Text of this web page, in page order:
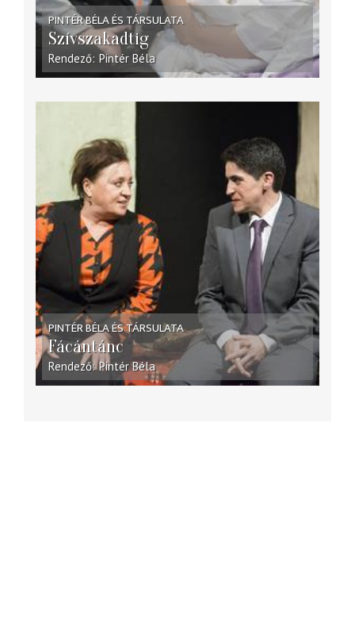
PINTÉR BÉLA ÉS TÁRSULATA
Szívszakadtig
Rendező Pintér Béla
PINTÉR BÉLA ÉS TÁRSULATA
Fácántánc
Rendező Pintér Béla